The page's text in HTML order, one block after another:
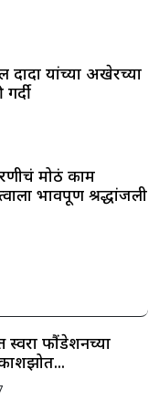
दादा यांच्या अखेरच्या
मोठं काम
भावपूर्ण श्रद्धांजली
स्वरा फौंडेशनच्या